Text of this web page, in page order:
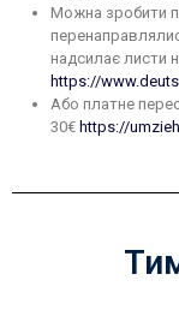
Можна зробити
надсилає листи
https://
Або платне
30€ https://